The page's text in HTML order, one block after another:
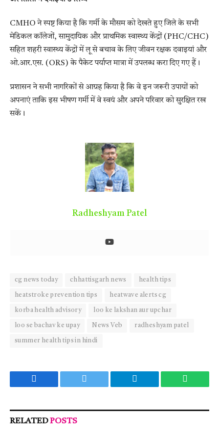
CMHO ने स्पष्ट किया है कि गर्मी के मौसम को देखते हुए जिले के सभी
मेडिकल कॉलेजों, सामुदायिक और प्राथमिक स्वास्थ्य केंद्रों (PHC/CHC)
सहित शहरी स्वास्थ्य केंद्रों में लू से बचाव के लिए जीवन रक्षक दवाइयां और
ओ.आर.एस. (ORS) के पैकेट पर्याप्त मात्रा में उपलब्ध करा दिए गए हैं।
प्रशासन ने सभी नागरिकों से आग्रह किया है कि वे इन जरूरी उपायों को
अपनाएं ताकि इस भीषण गर्मी में वे स्वयं और अपने परिवार को सुरक्षित रख
सकें।
Radheshyam Patel
cg news today chhattisgarh news health tips
heatstroke prevention tips heatwave alerts cg
korba health advisory loo ke lakshan aur upchar
loo se bachav ke upay News Veb radheshyam patel
summer health tips in hindi
Facebook Twitter Telegram
RELATEDPOSTS